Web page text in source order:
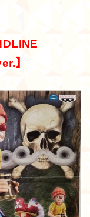
】